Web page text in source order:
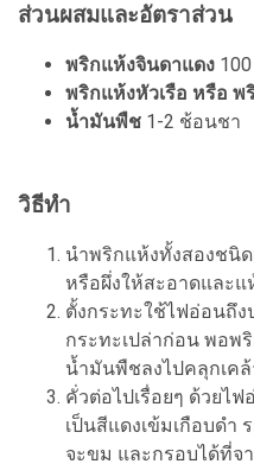
ส่วนผสมและอัตราส่วน
พริกแห้งจินดาแดง
พริกแห้งหัวเรือ หรือ พ
น้ำมันพืช 1-2 ช้อนชา
วิธีทำ
นำพริกแห้งทั้งสองชนิ
หรือผึ่งให้สะอาดและแ
ตั้งกระทะใช้ไฟอ่อนถึ
กระทะเปล่าก่อน พอพ
น้ำมันพืชลงไปคลุกเคล้
คั่วต่อไปเรื่อยๆ ด้วยไ
เป็นสีแดงเข้มเกือบดำ
จะขม และกรอบได้ที่จ